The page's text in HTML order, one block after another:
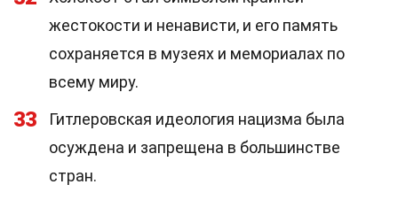
жестокости и ненависти, и его память
сохраняется в музеях и мемориалах по
всему миру.
33
Гитлеровская идеология нацизма была
осуждена и запрещена в большинстве
стран.